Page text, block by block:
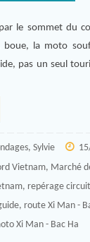
le sommet du
boue, la moto
pas un seul
Sylvie
Vietnam, Marché
, repérage
, route Xi Man -
Xi Man - Bac Ha